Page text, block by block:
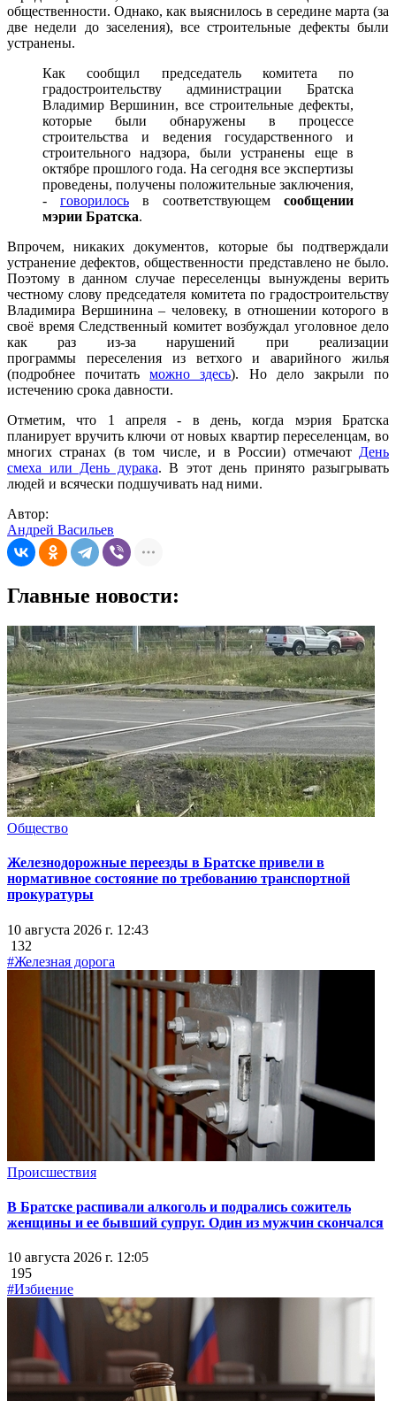
общественности. Однако, как выяснилось в середине марта (за
две недели до заселения), все строительные дефекты были
устранены.
Как сообщил председатель комитета по
градостроительству администрации Братска
Владимир Вершинин, все строительные дефекты,
которые были обнаружены в процессе
строительства и ведения государственного и
строительного надзора, были устранены еще в
октябре прошлого года. На сегодня все экспертизы
проведены, получены положительные заключения,
- говорилось в соответствующем сообщении
мэрии Братска.
Впрочем, никаких документов, которые бы подтверждали
устранение дефектов, общественности представлено не было.
Поэтому в данном случае переселенцы вынуждены верить
честному слову председателя комитета по градостроительству
Владимира Вершинина – человеку, в отношении которого в
своё время Следственный комитет возбуждал уголовное дело
как раз из-за нарушений при реализации
программы переселения из ветхого и аварийного жилья
(подробнее почитатьможно здесь). Но дело закрыли по
истечению срока давности.
Отметим, что 1 апреля - в день, когда мэрия Братска
планирует вручить ключи от новых квартир переселенцам, во
многих странах (в том числе, и в России) отмечают День
смеха или День дурака. В этот день принято разыгрывать
людей и всячески подшучивать над ними.
Автор:
Андрей Васильев
Главные новости:
Общество
Железнодорожные переезды в Братске привели в
нормативное состояние по требованию транспортной
прокуратуры
10 августа 2026 г. 12:43
132
#Железная дорога
Происшествия
В Братске распивали алкоголь и подрались сожитель
женщины и ее бывший супруг. Один из мужчин скончался
10 августа 2026 г. 12:05
195
#Избиение